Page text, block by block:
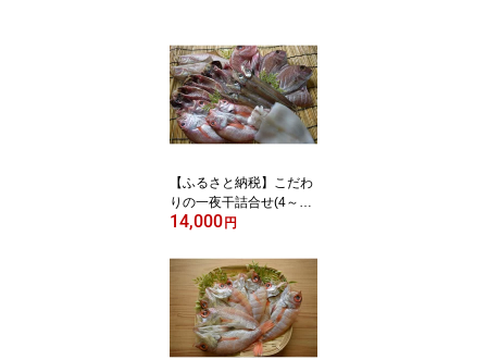
【ふるさと納税】こだわ
りの一夜干詰合せ(4～5
種類) | 干物 ひもの 一夜
セット 食べ比べ 海鮮 魚
介 魚介類 旬 鮮魚 加工品
14,000 円